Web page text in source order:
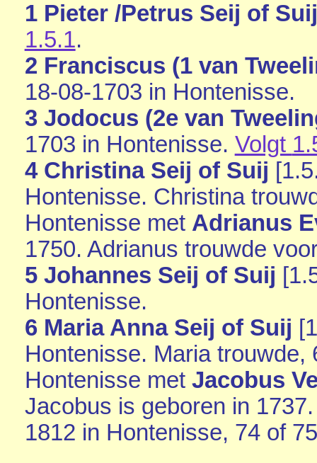
1 Pieter /Petrus Seij of Suij
1.5.1.
2 Franciscus (1 van
18-08-1703 in Hontenisse.
3 Jodocus (2e van
1703 in Hontenisse. Volgt
4 Christina Seij of Suij [
Hontenisse. Christina
Hontenisse met Adrianus
1750. Adrianus trouwde
5 Johannes Seij of Suij [
Hontenisse.
6 Maria Anna Seij of Suij [
Hontenisse. Maria trouwde,
Hontenisse met Jacobus
Jacobus is geboren in
1812 in Hontenisse, 74 of